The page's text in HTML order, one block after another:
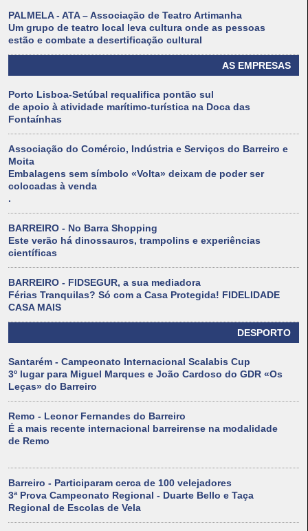
PALMELA - ATA – Associação de Teatro Artimanha
Um grupo de teatro local leva cultura onde as pessoas
estão e combate a desertificação cultural
AS EMPRESAS
Porto Lisboa-Setúbal requalifica pontão sul
de apoio à atividade marítimo-turística na Doca das
Fontaínhas
Associação do Comércio, Indústria e Serviços do Barreiro e
Moita
Embalagens sem símbolo «Volta» deixam de poder ser
colocadas à venda
.
BARREIRO - No Barra Shopping
Este verão há dinossauros, trampolins e experiências
científicas
BARREIRO - FIDSEGUR, a sua mediadora
Férias Tranquilas? Só com a Casa Protegida! FIDELIDADE
CASA MAIS
DESPORTO
Santarém - Campeonato Internacional Scalabis Cup
3º lugar para Miguel Marques e João Cardoso do GDR «Os
Leças» do Barreiro
Remo - Leonor Fernandes do Barreiro
É a mais recente internacional barreirense na modalidade
de Remo
Barreiro - Participaram cerca de 100 velejadores
3ª Prova Campeonato Regional - Duarte Bello e Taça
Regional de Escolas de Vela